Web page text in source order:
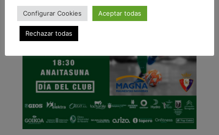
Configurar Cookies Aceptar todas
Rechazar todas